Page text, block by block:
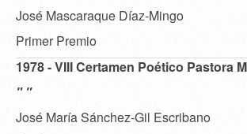
José Mascaraque Díaz-Mingo
Primer Premio
1978 - VIII Certamen Poético Pastora
" "
José María Sánchez-Gil Escribano